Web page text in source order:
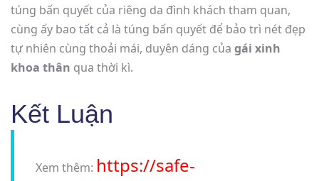
túng bấn quyết của riêng da đình khách tham quan,
cùng ấy bao tất cả là túng bấn quyết để bảo trì nét đẹp
tự nhiên cùng thoải mái, duyên dáng của gái xinh
khoa thân qua thời kì.
Kết Luận
Xem thêm: https://safe-